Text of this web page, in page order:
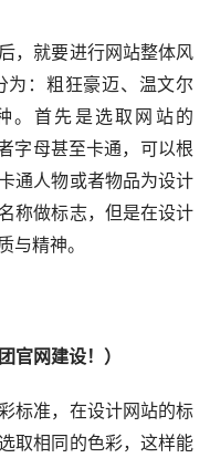
就要进行网站整体风
为：粗狂豪迈、温文尔
。首先是选取网站的
字母甚至卡通，可以根
通人物或者物品为设计
称做标志，但是在设计
与精神。
官网建设！）
准，在设计网站的标
取相同的色彩，这样能